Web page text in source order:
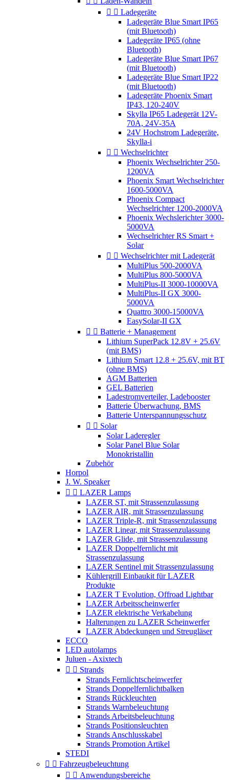
  Ladegeräte
Ladegeräte Blue Smart IP65
(mit Bluetooth)
Ladegeräte IP65 (ohne
Bluetooth)
Ladegeräte Blue Smart IP67
(mit Bluetooth)
Ladegeräte Blue Smart IP22
(mit Bluetooth)
Ladegeräte Phoenix Smart
IP43, 120-240V
Skylla IP65 Ladegerät 12V-
70A, 24V-35A
24V Hochstrom Ladegeräte,
Skylla-i
  Wechselrichter
Phoenix Wechselrichter 250-
1200VA
Phoenix Smart Wechselrichter
1600-5000VA
Phoenix Compact
Wechselrichter 1200-2000VA
Phoenix Wechslerichter 3000-
5000VA
Wechselrichter RS Smart +
Solar
  Wechselrichter mit Ladegerät
MultiPlus 500-2000VA
MultiPlus 800-5000VA
MultiPlus-II 3000-10000VA
MultiPlus-II GX 3000-
5000VA
Quattro 3000-15000VA
EasySolar-II GX
  Batterie + Management
Lithium SuperPack 12.8V + 25.6V
(mit BMS)
Lithium Smart 12.8 + 25.6V, mit BT
(ohne BMS)
AGM Batterien
GEL Batterien
Ladestromverteiler, Ladebooster
Batterie Überwachung, BMS
Batterie Unterspannungsschutz
  Solar
Solar Laderegler
Solar Panel Blue Solar
Monokristallin
Zubehör
Horpol
J. W. Speaker
  LAZER Lamps
LAZER ST, mit Strassenzulassung
LAZER AIR, mit Strassenzulassung
LAZER Triple-R, mit Strassenzulassung
LAZER Linear, mit Strassenzulassung
LAZER Glide, mit Strassenzulassung
LAZER Doppelfernlicht mit
Strassenzulassung
LAZER Sentinel mit Strassenzulassung
Kühlergrill Einbaukit für LAZER
Produkte
LAZER T Evolution, Offroad Lightbar
LAZER Arbeitsscheinwerfer
LAZER elektrische Verkabelung
Halterungen zu LAZER Scheinwerfer
LAZER Abdeckungen und Streugläser
ECCO
LED autolamps
Juluen - Axixtech
  Strands
Strands Fernlichtscheinwerfer
Strands Doppelfernlichtbalken
Strands Rückleuchten
Strands Warnbeleuchtung
Strands Arbeitsbeleuchtung
Strands Positionsleuchten
Strands Anschlusskabel
Strands Promotion Artikel
STEDI
  Fahrzeugbeleuchtung
  Anwendungsbereiche